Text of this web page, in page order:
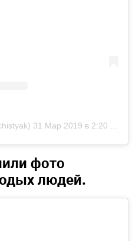
31 Мар 2019 в 2:20 PDT
фото
людей.